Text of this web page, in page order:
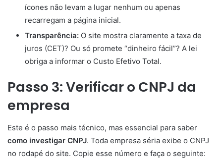
ícones não levam a lugar nenhum ou apenas
recarregam a página inicial.
Transparência: O site mostra claramente a taxa de
juros (CET)? Ou só promete “dinheiro fácil”? A lei
obriga a informar o Custo Efetivo Total.
Passo 3: Verificar o CNPJ da
empresa
Este é o passo mais técnico, mas essencial para saber
como investigar CNPJ. Toda empresa séria exibe o CNPJ
no rodapé do site. Copie esse número e faça o seguinte: